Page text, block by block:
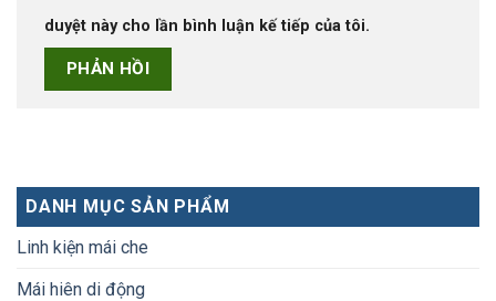
duyệt này cho lần bình luận kế tiếp của tôi.
DANH MỤC SẢN PHẨM
Linh kiện mái che
Mái hiên di động